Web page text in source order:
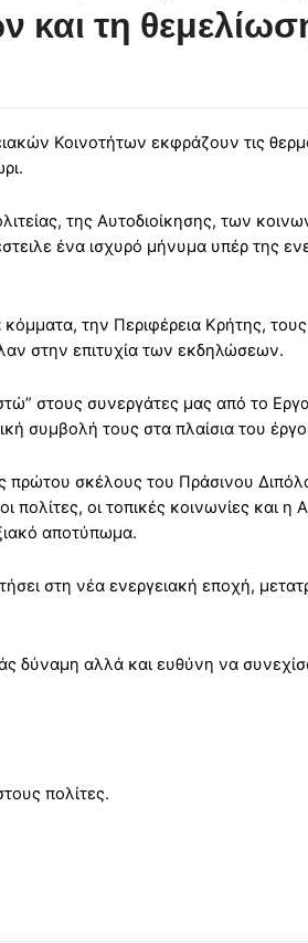
και τη
Κοινοτήτων εκφράζουν τις
της Αυτοδιοίκησης, των
ένα ισχυρό μήνυμα υπέρ της
κόμματα, την Περιφέρεια Κρήτης,
στην επιτυχία των εκδηλώσεων.
στους συνεργάτες μας από το
συμβολή τους στα πλαίσια του
σκέλους του Πράσινου
πολίτες, οι τοπικές κοινωνίες και
αποτύπωμα.
στη νέα ενεργειακή εποχή,
δύναμη αλλά και ευθύνη να
πολίτες.